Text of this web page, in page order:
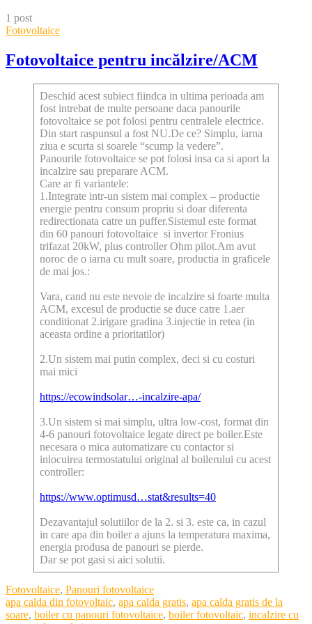
1 post
Fotovoltaice
Fotovoltaice pentru incălzire/ACM
Deschid acest subiect fiindca in ultima perioada am
fost intrebat de multe persoane daca panourile
fotovoltaice se pot folosi pentru centralele electrice.
Din start raspunsul a fost NU.De ce? Simplu, iarna
ziua e scurta si soarele “scump la vedere”.
Panourile fotovoltaice se pot folosi insa ca si aport la
incalzire sau preparare ACM.
Care ar fi variantele:
1.Integrate intr-un sistem mai complex – productie
energie pentru consum propriu si doar diferenta
redirectionata catre un puffer.Sistemul este format
din 60 panouri fotovoltaice si invertor Fronius
trifazat 20kW, plus controller Ohm pilot.Am avut
noroc de o iarna cu mult soare, productia in graficele
de mai jos.:
Vara, cand nu este nevoie de incalzire si foarte multa
ACM, excesul de productie se duce catre 1.aer
conditionat 2.irigare gradina 3.injectie in retea (in
aceasta ordine a prioritatilor)
2.Un sistem mai putin complex, deci si cu costuri
mai mici
https://ecowindsolar…-incalzire-apa/
3.Un sistem si mai simplu, ultra low-cost, format din
4-6 panouri fotovoltaice legate direct pe boiler.Este
necesara o mica automatizare cu contactor si
inlocuirea termostatului original al boilerului cu acest
controller:
https://www.optimusd…stat&results=40
Dezavantajul solutiilor de la 2. si 3. este ca, in cazul
in care apa din boiler a ajuns la temperatura maxima,
energia produsa de panouri se pierde.
Dar se pot gasi si aici solutii.
Categories
Fotovoltaice, Panouri fotovoltaice
Tags
apa calda din fotovoltaic, apa calda gratis, apa calda gratis de la
soare, boiler cu panouri fotovoltaice, boiler fotovoltaic, incalzire cu